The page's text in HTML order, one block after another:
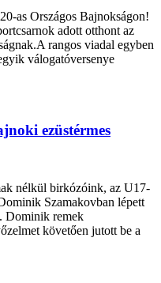
as Országos Bajnokságon!
adott otthont az
rangos viadal egyben
válogatóversenye
ezüstérmes
nélkül birkózóink, az U17-
Szamakovban lépett
Dominik remek
követően jutott be a